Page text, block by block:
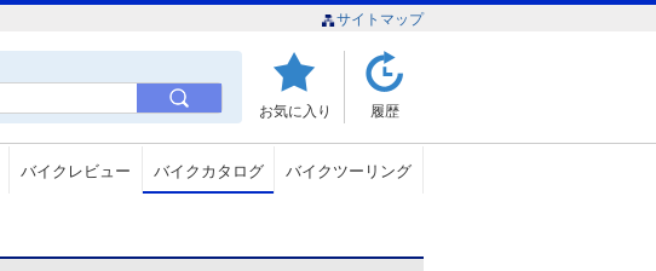
サイトマップ
お気に入り 履歴
バイクレビュー バイクカタログ バイクツーリング